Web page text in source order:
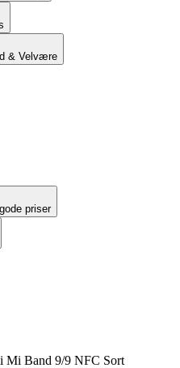
& Velvære
priser
Mi Band 9/9 NFC Sort